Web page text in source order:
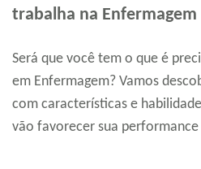
trabalha na Enfermagem
Será que você tem o que é
em Enfermagem? Vamos
com características e
vão favorecer sua performance